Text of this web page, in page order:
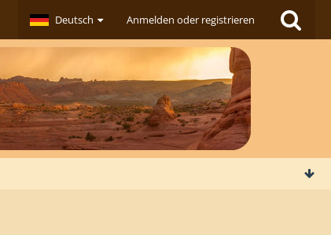
Deutsch Anmelden oder registrieren